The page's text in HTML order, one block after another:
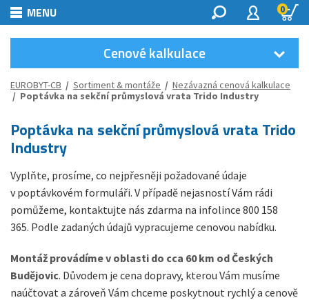
MENU 0
Cenové kalkulace
EUROBYT-CB / Sortiment & montáže / Nezávazná cenová kalkulace
/ Poptávka na sekční průmyslová vrata Trido Industry
Poptávka na sekční průmyslová vrata Trido
Industry
Vyplňte, prosíme, co nejpřesněji požadované údaje
v poptávkovém formuláři. V případě nejasností Vám rádi
pomůžeme, kontaktujte nás zdarma na infolince 800 158
365. Podle zadaných údajů vypracujeme cenovou nabídku.
Montáž provádíme v oblasti do cca 60 km od Českých
Budějovic. Důvodem je cena dopravy, kterou Vám musíme
naúčtovat a zároveň Vám chceme poskytnout rychlý a cenově